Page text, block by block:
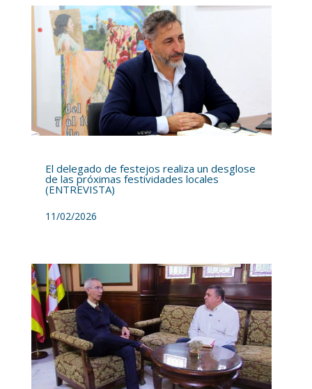
El delegado de festejos realiza un desglose
de las próximas festividades locales
(ENTREVISTA)
11/02/2026